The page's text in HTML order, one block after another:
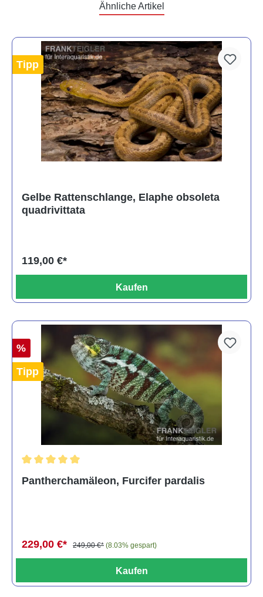
Ähnliche Artikel
Tipp
Gelbe Rattenschlange, Elaphe obsoleta
quadrivittata
119,00 €*
Kaufen
%
Tipp
Pantherchamäleon, Furcifer pardalis
229,00 €* 249,00 €* (8.03% gespart)
Kaufen